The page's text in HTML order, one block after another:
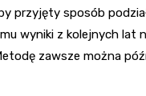
przyjęty sposób
wyniki z kolejnych lat
zawsze można